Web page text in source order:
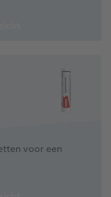
voor een